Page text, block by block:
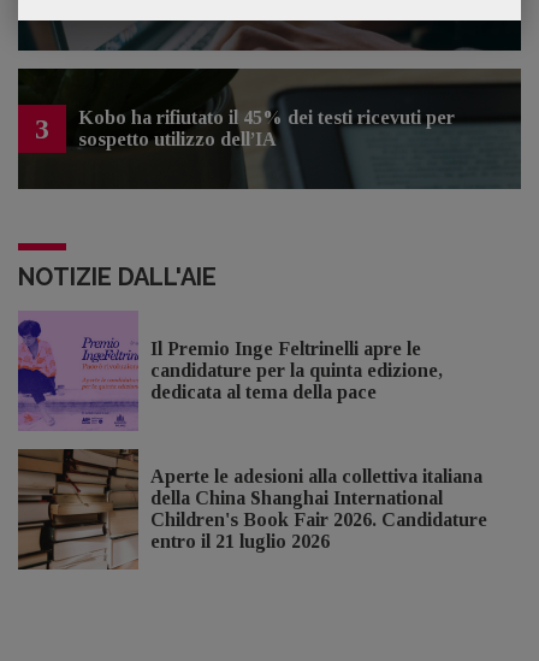
3
Kobo ha rifiutato il 45% dei testi ricevuti per
sospetto utilizzo dell’IA
NOTIZIE DALL'AIE
Il Premio Inge Feltrinelli apre le
candidature per la quinta edizione,
dedicata al tema della pace
Aperte le adesioni alla collettiva italiana
della China Shanghai International
Children's Book Fair 2026. Candidature
entro il 21 luglio 2026